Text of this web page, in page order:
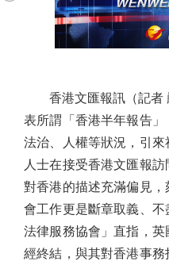
香港文匯報訊（記者
表所謂「香港半年報告」
法治、人權等狀況，引
人士在接受香港文匯報訪
對香港的描述充滿偏見
會工作更是斷章取義、
法律服務協會」直指，
經終結，與其對香港事